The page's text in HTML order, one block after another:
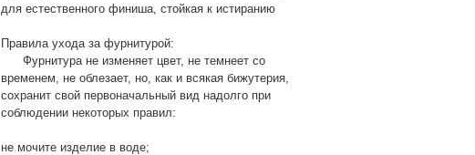
для естественного финиша, стойкая к истиранию
Правила ухода за фурнитурой:
Фурнитура не изменяет цвет, не темнеет со
временем, не облезает, но, как и всякая бижутерия,
сохранит свой первоначальный вид надолго при
соблюдении некоторых правил:
не мочите изделие в воде;